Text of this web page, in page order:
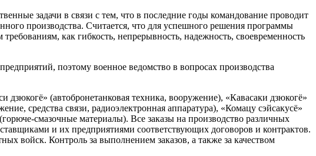
задачи в связи с тем, что в последние годы командование проводит
производства. Считается, что для успешного решения программы
как гибкость, непрерывность, надежность, своевременность
поэтому военное ведомство в вопросах производства
(автобронетанковая техника, вооружение), «Кавасаки дзюкогё»
средства связи, радиоэлектронная аппаратура), «Комацу сэйсакусё»
смазочные материалы). Все заказы на производство различных
и их предприятиями соответствующих договоров и контрактов.
войск. Контроль за выполнением заказов, а также за качеством